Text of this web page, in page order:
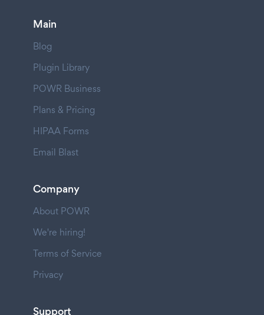
Main
Blog
Plugin Library
POWR Business
Plans & Pricing
HIPAA Forms
Email Blast
Company
About POWR
We're hiring!
Terms of Service
Privacy
Support